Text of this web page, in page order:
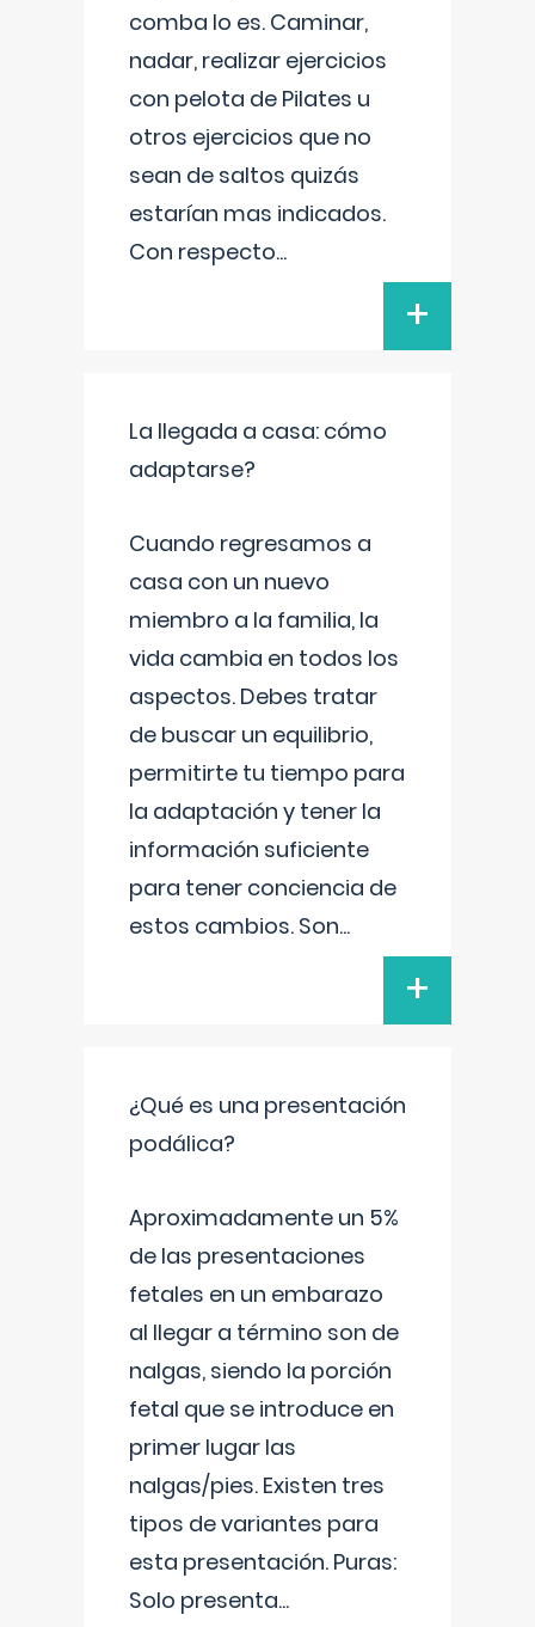
comba lo es. Caminar,
nadar, realizar ejercicios
con pelota de Pilates u
otros ejercicios que no
sean de saltos quizás
estarían mas indicados.
Con respecto...
+
La llegada a casa: cómo
adaptarse?
Cuando regresamos a
casa con un nuevo
miembro a la familia, la
vida cambia en todos los
aspectos. Debes tratar
de buscar un equilibrio,
permitirte tu tiempo para
la adaptación y tener la
información suficiente
para tener conciencia de
estos cambios. Son...
+
¿Qué es una presentación
podálica?
Aproximadamente un 5%
de las presentaciones
fetales en un embarazo
al llegar a término son de
nalgas, siendo la porción
fetal que se introduce en
primer lugar las
nalgas/pies. Existen tres
tipos de variantes para
esta presentación. Puras:
Solo presenta...